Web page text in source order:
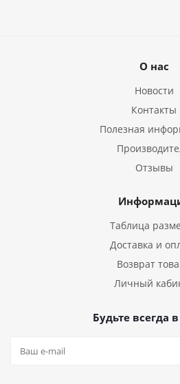
О нас
Новости
Контакты
Полезная
Отзывы
Таблица
Доставка и
Возврат
Личный
Будьте всегда